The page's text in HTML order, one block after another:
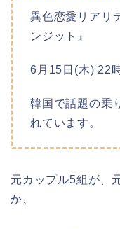
異色恋愛リアリ
ンジット』
6月15日(木) 22
韓国で話題の乗
れています。
元カップル5組が、
か、